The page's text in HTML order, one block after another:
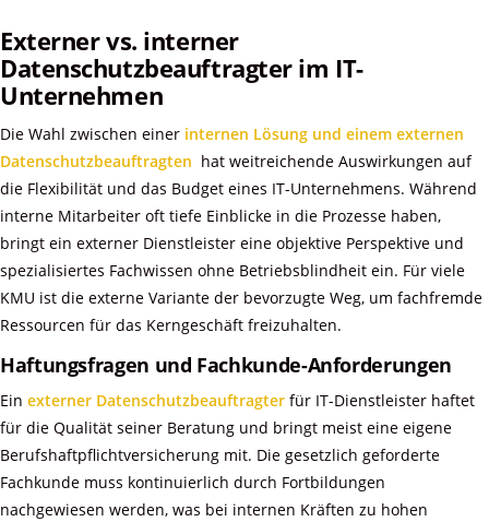
Externer vs. interner
Datenschutzbeauftragter im IT-
Unternehmen
Die Wahl zwischen einer internen Lösung und einem externen
Datenschutzbeauftragten hat weitreichende Auswirkungen auf
die Flexibilität und das Budget eines IT-Unternehmens. Während
interne Mitarbeiter oft tiefe Einblicke in die Prozesse haben,
bringt ein externer Dienstleister eine objektive Perspektive und
spezialisiertes Fachwissen ohne Betriebsblindheit ein. Für viele
KMU ist die externe Variante der bevorzugte Weg, um fachfremde
Ressourcen für das Kerngeschäft freizuhalten.
Haftungsfragen und Fachkunde-Anforderungen
Ein externer Datenschutzbeauftragter für IT-Dienstleister haftet
für die Qualität seiner Beratung und bringt meist eine eigene
Berufshaftpflichtversicherung mit. Die gesetzlich geforderte
Fachkunde muss kontinuierlich durch Fortbildungen
nachgewiesen werden, was bei internen Kräften zu hohen